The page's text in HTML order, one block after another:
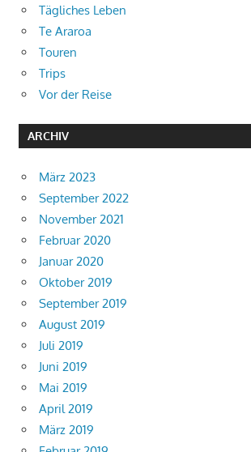
Tägliches Leben
Te Araroa
Touren
Trips
Vor der Reise
ARCHIV
März 2023
September 2022
November 2021
Februar 2020
Januar 2020
Oktober 2019
September 2019
August 2019
Juli 2019
Juni 2019
Mai 2019
April 2019
März 2019